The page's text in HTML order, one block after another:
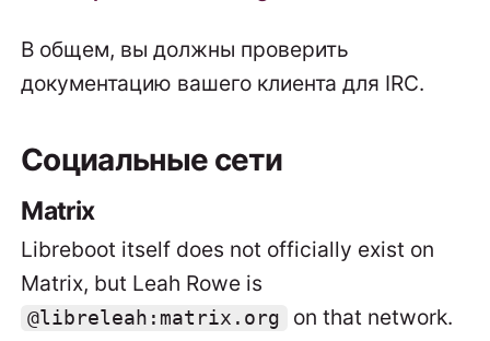
В общем, вы должны проверить
документацию вашего клиента для IRC.
Социальные сети
Matrix
Libreboot itself does not officially exist on
Matrix, but Leah Rowe is
@libreleah:matrix.org on that network.